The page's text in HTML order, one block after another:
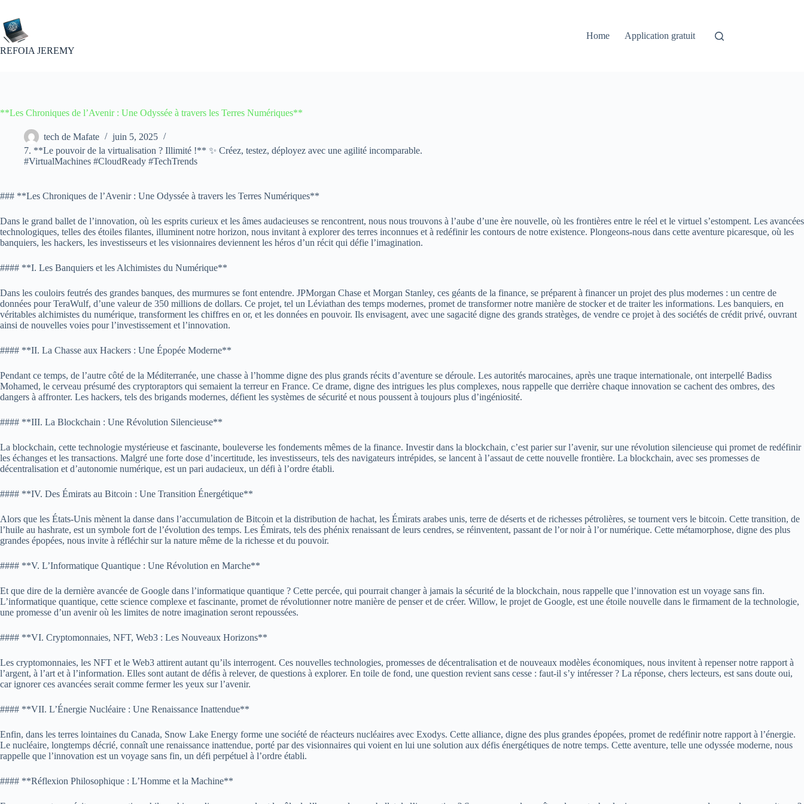
contenu
REFOIA JEREMY
Home Application gratuit
**Les Chroniques de l’Avenir : Une Odyssée à travers les Terres Numériques**
tech de Mafate
juin 5, 2025
7. **Le pouvoir de la virtualisation ? Illimité !** ✨ Créez, testez, déployez avec une agilité incomparable.
#VirtualMachines #CloudReady #TechTrends
### **Les Chroniques de l’Avenir : Une Odyssée à travers les Terres Numériques**
Dans le grand ballet de l’innovation, où les esprits curieux et les âmes audacieuses se rencontrent, nous nous trouvons à l’aube d’une ère nouvelle, où les frontières entre le réel et le virtuel s’estompent. Les avancées
technologiques, telles des étoiles filantes, illuminent notre horizon, nous invitant à explorer des terres inconnues et à redéfinir les contours de notre existence. Plongeons-nous dans cette aventure picaresque, où les
banquiers, les hackers, les investisseurs et les visionnaires deviennent les héros d’un récit qui défie l’imagination.
#### **I. Les Banquiers et les Alchimistes du Numérique**
Dans les couloirs feutrés des grandes banques, des murmures se font entendre. JPMorgan Chase et Morgan Stanley, ces géants de la finance, se préparent à financer un projet des plus modernes : un centre de
données pour TeraWulf, d’une valeur de 350 millions de dollars. Ce projet, tel un Léviathan des temps modernes, promet de transformer notre manière de stocker et de traiter les informations. Les banquiers, en
véritables alchimistes du numérique, transforment les chiffres en or, et les données en pouvoir. Ils envisagent, avec une sagacité digne des grands stratèges, de vendre ce projet à des sociétés de crédit privé, ouvrant
ainsi de nouvelles voies pour l’investissement et l’innovation.
#### **II. La Chasse aux Hackers : Une Épopée Moderne**
Pendant ce temps, de l’autre côté de la Méditerranée, une chasse à l’homme digne des plus grands récits d’aventure se déroule. Les autorités marocaines, après une traque internationale, ont interpellé Badiss
Mohamed, le cerveau présumé des cryptoraptors qui semaient la terreur en France. Ce drame, digne des intrigues les plus complexes, nous rappelle que derrière chaque innovation se cachent des ombres, des
dangers à affronter. Les hackers, tels des brigands modernes, défient les systèmes de sécurité et nous poussent à toujours plus d’ingéniosité.
#### **III. La Blockchain : Une Révolution Silencieuse**
La blockchain, cette technologie mystérieuse et fascinante, bouleverse les fondements mêmes de la finance. Investir dans la blockchain, c’est parier sur l’avenir, sur une révolution silencieuse qui promet de redéfinir
les échanges et les transactions. Malgré une forte dose d’incertitude, les investisseurs, tels des navigateurs intrépides, se lancent à l’assaut de cette nouvelle frontière. La blockchain, avec ses promesses de
décentralisation et d’autonomie numérique, est un pari audacieux, un défi à l’ordre établi.
#### **IV. Des Émirats au Bitcoin : Une Transition Énergétique**
Alors que les États-Unis mènent la danse dans l’accumulation de Bitcoin et la distribution de hachat, les Émirats arabes unis, terre de déserts et de richesses pétrolières, se tournent vers le bitcoin. Cette transition, de
l’huile au hashrate, est un symbole fort de l’évolution des temps. Les Émirats, tels des phénix renaissant de leurs cendres, se réinventent, passant de l’or noir à l’or numérique. Cette métamorphose, digne des plus
grandes épopées, nous invite à réfléchir sur la nature même de la richesse et du pouvoir.
#### **V. L’Informatique Quantique : Une Révolution en Marche**
Et que dire de la dernière avancée de Google dans l’informatique quantique ? Cette percée, qui pourrait changer à jamais la sécurité de la blockchain, nous rappelle que l’innovation est un voyage sans fin.
L’informatique quantique, cette science complexe et fascinante, promet de révolutionner notre manière de penser et de créer. Willow, le projet de Google, est une étoile nouvelle dans le firmament de la technologie,
une promesse d’un avenir où les limites de notre imagination seront repoussées.
#### **VI. Cryptomonnaies, NFT, Web3 : Les Nouveaux Horizons**
Les cryptomonnaies, les NFT et le Web3 attirent autant qu’ils interrogent. Ces nouvelles technologies, promesses de décentralisation et de nouveaux modèles économiques, nous invitent à repenser notre rapport à
l’argent, à l’art et à l’information. Elles sont autant de défis à relever, de questions à explorer. En toile de fond, une question revient sans cesse : faut-il s’y intéresser ? La réponse, chers lecteurs, est sans doute oui,
car ignorer ces avancées serait comme fermer les yeux sur l’avenir.
#### **VII. L’Énergie Nucléaire : Une Renaissance Inattendue**
Enfin, dans les terres lointaines du Canada, Snow Lake Energy forme une société de réacteurs nucléaires avec Exodys. Cette alliance, digne des plus grandes épopées, promet de redéfinir notre rapport à l’énergie.
Le nucléaire, longtemps décrié, connaît une renaissance inattendue, porté par des visionnaires qui voient en lui une solution aux défis énergétiques de notre temps. Cette aventure, telle une odyssée moderne, nous
rappelle que l’innovation est un voyage sans fin, un défi perpétuel à l’ordre établi.
#### **Réflexion Philosophique : L’Homme et la Machine**